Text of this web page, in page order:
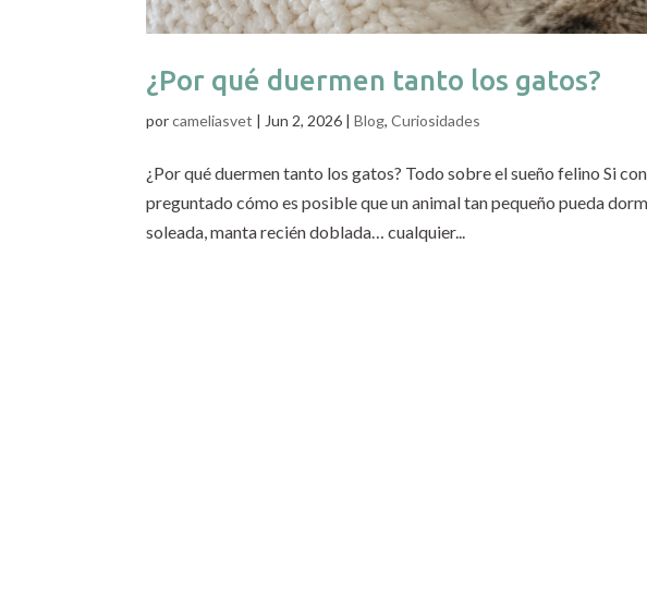
¿Por qué duermen tanto los gatos?
porcameliasvet | Jun 2, 2026 |Blog,Curiosidades
¿Por qué duermen tanto los gatos? Todo sobre el sueño felino Si
preguntado cómo es posible que un animal tan pequeño pueda
soleada, manta recién doblada… cualquier...